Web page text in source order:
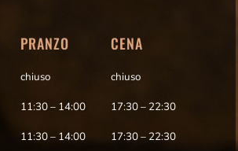
PRANZO
CENA
chiuso chiuso
11:30 – 14:00 17:30 – 22:30
11:30 – 14:00 17:30 – 22:30